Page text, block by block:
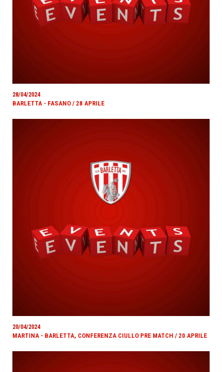
28/04/2024
BARLETTA - FASANO / 28 APRILE
20/04/2024
MARTINA - BARLETTA, CONFERENZA CIULLO PRE MATCH / 20 APRILE